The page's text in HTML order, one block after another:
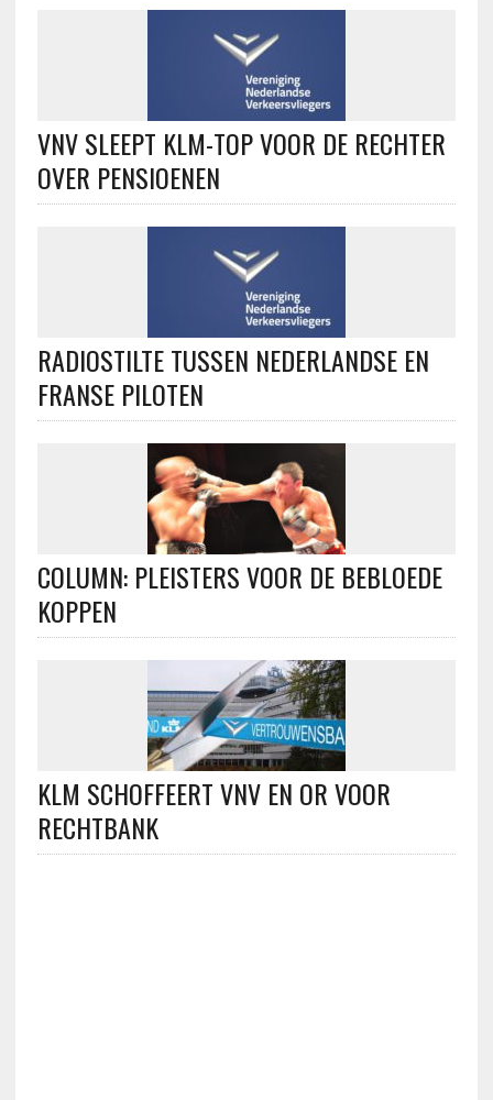
VNV SLEEPT KLM-TOP VOOR DE RECHTER
OVER PENSIOENEN
RADIOSTILTE TUSSEN NEDERLANDSE EN
FRANSE PILOTEN
COLUMN: PLEISTERS VOOR DE BEBLOEDE
KOPPEN
KLM SCHOFFEERT VNV EN OR VOOR
RECHTBANK